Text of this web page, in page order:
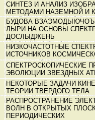
СИНТЕЗ И АНАЛИЗ
МЕТОДАМИ НАЗЕМНОЙ И
БУДОВА
ЛЫРИ НА ОСНОВЫ
ДОСЛЫДЖЕНЬ
НИЗКОЧАСТОТНЫЕ
ИСТОЧНИКОВ
СПЕКТРОСКОПИЧЕСКИЕ
ЭВОЛЮЦИИ ЗВЕЗДНЫХ
НЕКОТОРЫЕ ЗАДАЧИ
ТЕОРИИ ТВЕРДОГО ТЕЛА
РАСПРОСТРАНЕНИЕ
ВОЛН В ОТКРЫТЫХ
ПЕРИОДИЧЕСКИХ